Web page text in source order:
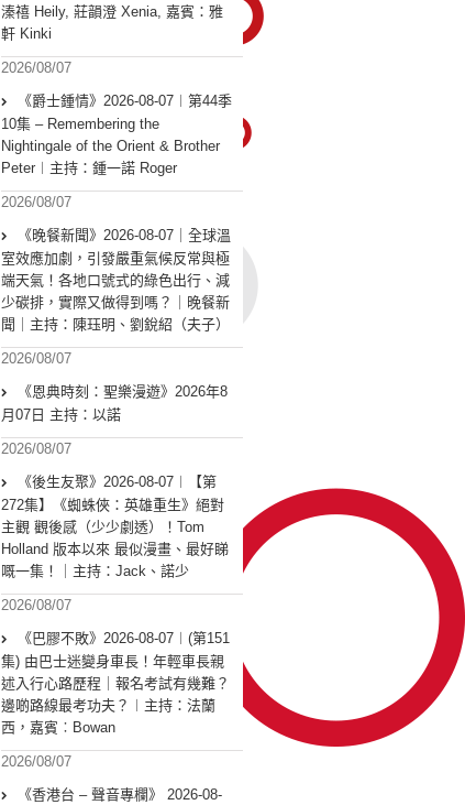
溱禧 Heily, 莊韻澄 Xenia, 嘉賓：雅
軒 Kinki
2026/08/07
《爵士鍾情》2026-08-07︱第44季
10集 – Remembering the
Nightingale of the Orient & Brother
Peter︱主持：鍾一諾 Roger
2026/08/07
《晚餐新聞》2026-08-07｜全球溫
室效應加劇，引發嚴重氣候反常與極
端天氣！各地口號式的綠色出行、減
少碳排，實際又做得到嗎？｜晚餐新
聞｜主持：陳珏明、劉銳紹（夫子）
2026/08/07
《恩典時刻：聖樂漫遊》2026年8
月07日 主持：以諾
2026/08/07
《後生友聚》2026-08-07︱【第
272集】《蜘蛛俠：英雄重生》絕對
主觀 觀後感（少少劇透）！Tom
Holland 版本以來 最似漫畫、最好睇
嘅一集！｜主持：Jack、諾少
2026/08/07
《巴膠不敗》2026-08-07︱(第151
集) 由巴士迷變身車長！年輕車長親
述入行心路歷程｜報名考試有幾難？
邊啲路線最考功夫？︱主持：法蘭
西，嘉賓︰Bowan
2026/08/07
《香港台 – 聲音專欄》 2026-08-